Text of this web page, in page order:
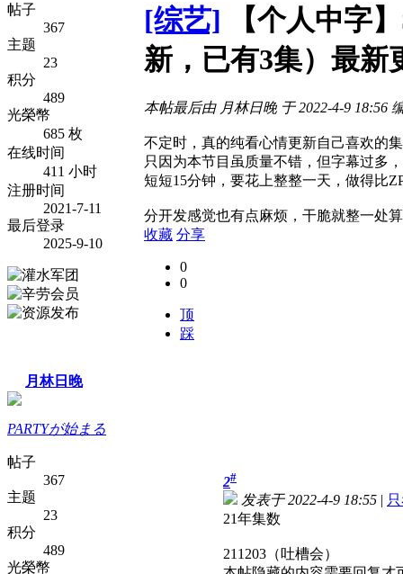
帖子
367
主题
23
积分
489
光榮幣
685 枚
在线时间
411 小时
注册时间
2021-7-11
最后登录
2025-9-10
[综艺] 【个人中字
新，已有3集）最新
本帖最后由 月林日晚 于 2022-4-9 18:56
不定时，真的纯看心情更新自己喜欢的
只因为本节目虽质量不错，但字幕过多
短短15分钟，要花上整整一天，做得比
分开发感觉也有点麻烦，干脆就整一处
收藏 分享
0
0
顶
踩
月林日晚
PARTYが始まる
帖子
367
主题
23
积分
489
光榮幣
2#
发表于 2022-4-9 18:55 |
21年集数
211203（吐槽会）